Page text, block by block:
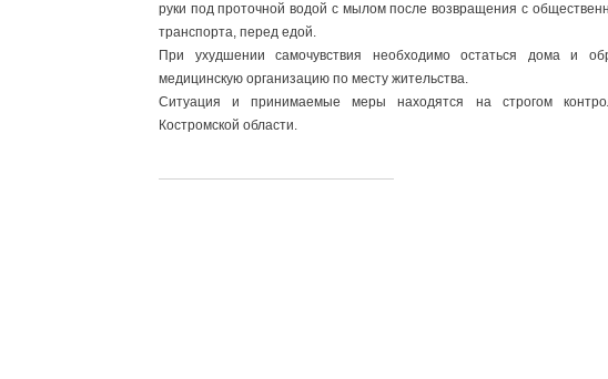
руки под проточной водой с мылом после возвращения с
транспорта, перед едой.
При ухудшении самочувствия необходимо остаться дома и
медицинскую организацию по месту жительства.
Ситуация и принимаемые меры находятся на строгом
Костромской области.